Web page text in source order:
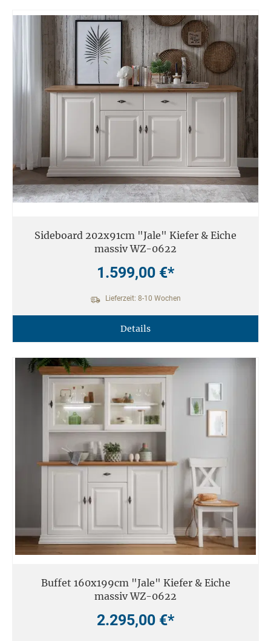
Sideboard 202x91cm "Jale" Kiefer & Eiche
massiv WZ-0622
1.599,00 €*
Lieferzeit: 8-10 Wochen
Details
Buffet 160x199cm "Jale" Kiefer & Eiche
massiv WZ-0622
2.295,00 €*